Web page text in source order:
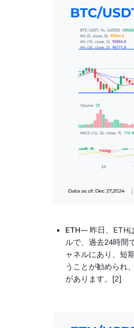
ETH— 昨日、ETH
ルで、過去24時間
ャネルにあり、短
うことが勧められ
があります。[2]